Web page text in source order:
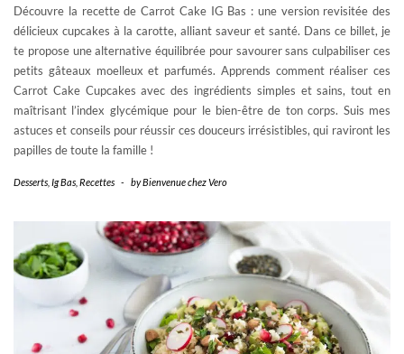
Découvre la recette de Carrot Cake IG Bas : une version revisitée des
délicieux cupcakes à la carotte, alliant saveur et santé. Dans ce billet, je
te propose une alternative équilibrée pour savourer sans culpabiliser ces
petits gâteaux moelleux et parfumés. Apprends comment réaliser ces
Carrot Cake Cupcakes avec des ingrédients simples et sains, tout en
maîtrisant l’index glycémique pour le bien-être de ton corps. Suis mes
astuces et conseils pour réussir ces douceurs irrésistibles, qui raviront les
papilles de toute la famille !
Desserts Ig Bas Recettes - byBienvenue chez Vero